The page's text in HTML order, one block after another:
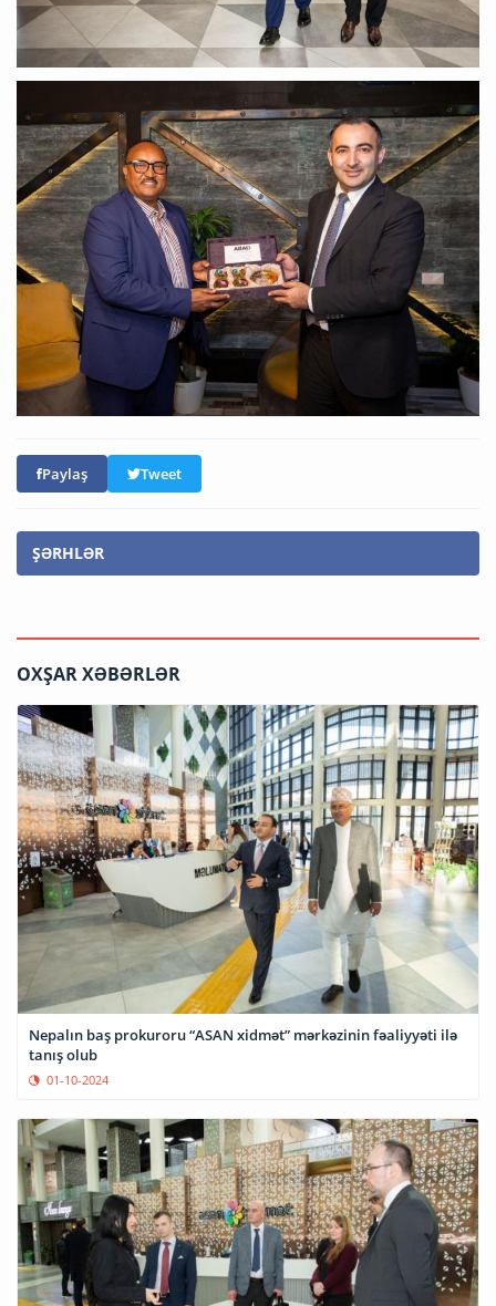
Paylaş Tweet
ŞƏRHLƏR
OXŞAR XƏBƏRLƏR
Nepalın baş prokuroru “ASAN xidmət” mərkəzinin fəaliyyəti ilə
tanış olub
01-10-2024